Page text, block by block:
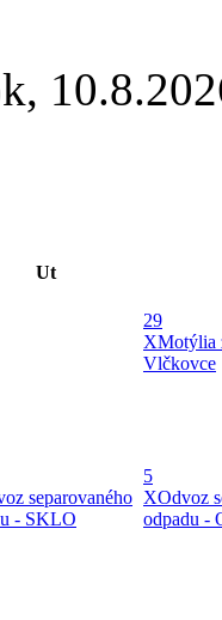
,
Ut
29
XMotýlia
Vlčkovce
separovaného
- SKLO
5
XOdvoz
odpadu -